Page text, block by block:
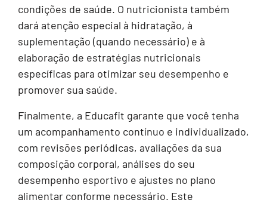
condições de saúde. O nutricionista também
dará atenção especial à hidratação, à
suplementação (quando necessário) e à
elaboração de estratégias nutricionais
específicas para otimizar seu desempenho e
promover sua saúde.
Finalmente, a Educafit garante que você tenha
um acompanhamento contínuo e individualizado,
com revisões periódicas, avaliações da sua
composição corporal, análises do seu
desempenho esportivo e ajustes no plano
alimentar conforme necessário. Este